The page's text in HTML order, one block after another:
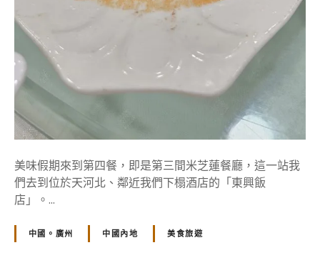
，
黃
鱔
煲
仔
發
源
地
的
美味假期來到第四餐，即是第三間米芝蓮餐廳，這一站我
們去到位於天河北、鄰近我們下榻酒店的「東興飯
店」。...
中國。廣州 中國內地 美食旅遊